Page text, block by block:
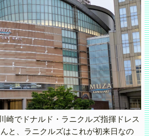
崎でドナルド・ラニクルズ指揮ドレス
と、ラニクルズはこれが初来日なの